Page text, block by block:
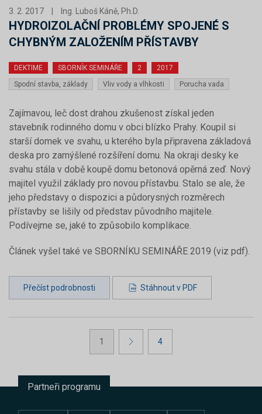
3. 2. 2017 Ing. Luboš Káně, Ph.D.
HYDROIZOLAČNÍ PROBLÉMY SPOJENÉ S
CHYBNÝM ZALOŽENÍM PŘÍSTAVBY
DEKTIME SBORNÍK SEMINÁŘE 2
2017
Spodní stavba, základy
Vliv vody a vlhkosti Porucha vada
Zajímavou, leč dost drahou zkušenost získal jeden
stavebník rodinného domu v obci blízko Prahy. Koupil si
starší domek ve svahu, u kterého byla připravena základová
deska pro zamýšlené rozšíření domu. Na okraji desky ke
svahu stála v době koupě domu betonová opěrná zeď. Nový
majitel využil základy pro novou přístavbu. Stalo se ale, že
jeho představy o dispozici a půdorysných rozměrech
přístavby se lišily od představ původního majitele.
Podívejme se, jaké to způsobilo komplikace.
Článek vyšel také ve SBORNÍKU SEMINÁŘE 2019 (viz pdf).
Přečíst podrobnosti Stáhnout v PDF
1 4
Partneři programu